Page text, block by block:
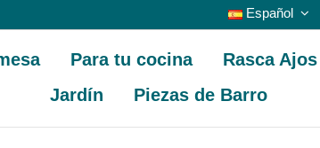
Español
Para tu cocina Rasca Ajos
Jardín
Piezas de Barro